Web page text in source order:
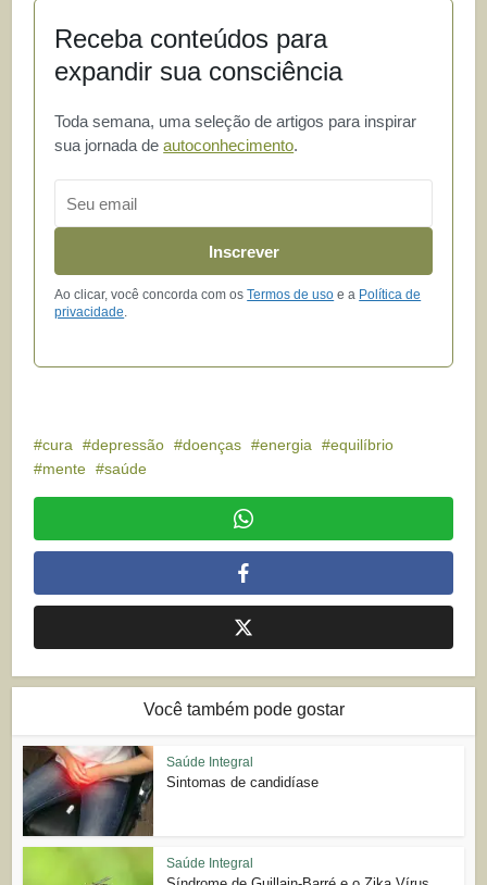
Receba conteúdos para
expandir sua consciência
Toda semana, uma seleção de artigos para inspirar
sua jornada deautoconhecimento.
Inscrever
Ao clicar, você concorda com osTermos de uso e a Política de
privacidade.
cura depressão doenças energia
equilíbrio
mente
saúde
Você também pode gostar
Saúde Integral
Sintomas de candidíase
Saúde Integral